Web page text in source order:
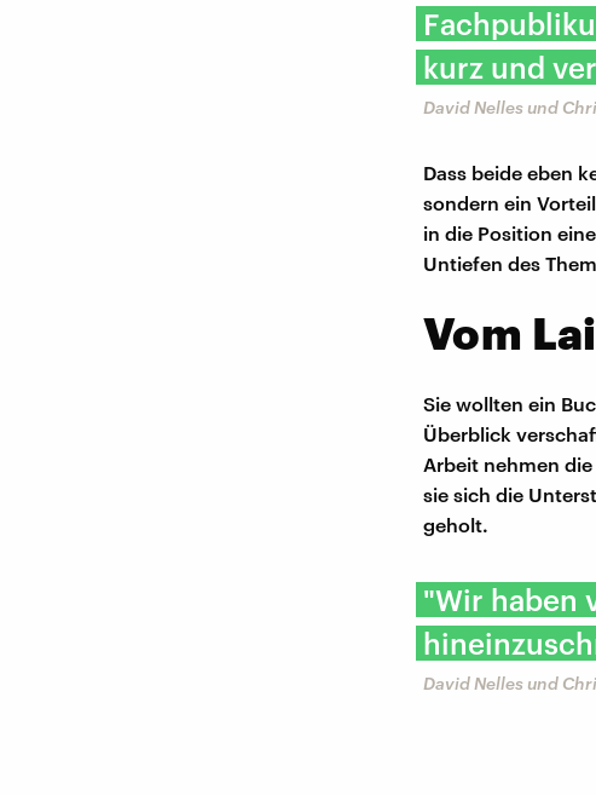
kurz und
David Nelles und
Dass beide eben
sondern ein
in die Position
Untiefen des
Vom
Sie wollten ein
Überblick
Arbeit nehmen
sie sich die
geholt.
"Wir haben
David Nelles und